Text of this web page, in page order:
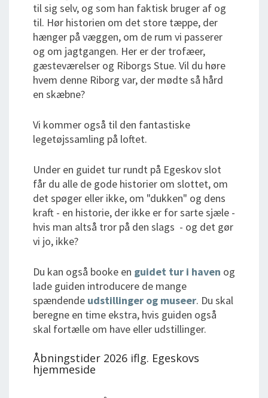
til sig selv, og som han faktisk bruger af og
til. Hør historien om det store tæppe, der
hænger på væggen, om de rum vi passerer
og om jagtgangen. Her er der trofæer,
gæsteværelser og Riborgs Stue. Vil du høre
hvem denne Riborg var, der mødte så hård
en skæbne?
Vi kommer også til den fantastiske
legetøjssamling på loftet.
Under en guidet tur rundt på Egeskov slot
får du alle de gode historier om slottet, om
det spøger eller ikke, om "dukken" og dens
kraft - en historie, der ikke er for sarte sjæle -
hvis man altså tror på den slags - og det gør
vi jo, ikke?
Du kan også booke en guidet tur i haven og
lade guiden introducere de mange
spændende udstillinger og museer. Du skal
beregne en time ekstra, hvis guiden også
skal fortælle om have eller udstillinger.
Åbningstider 2026 iflg. Egeskovs
hjemmeside